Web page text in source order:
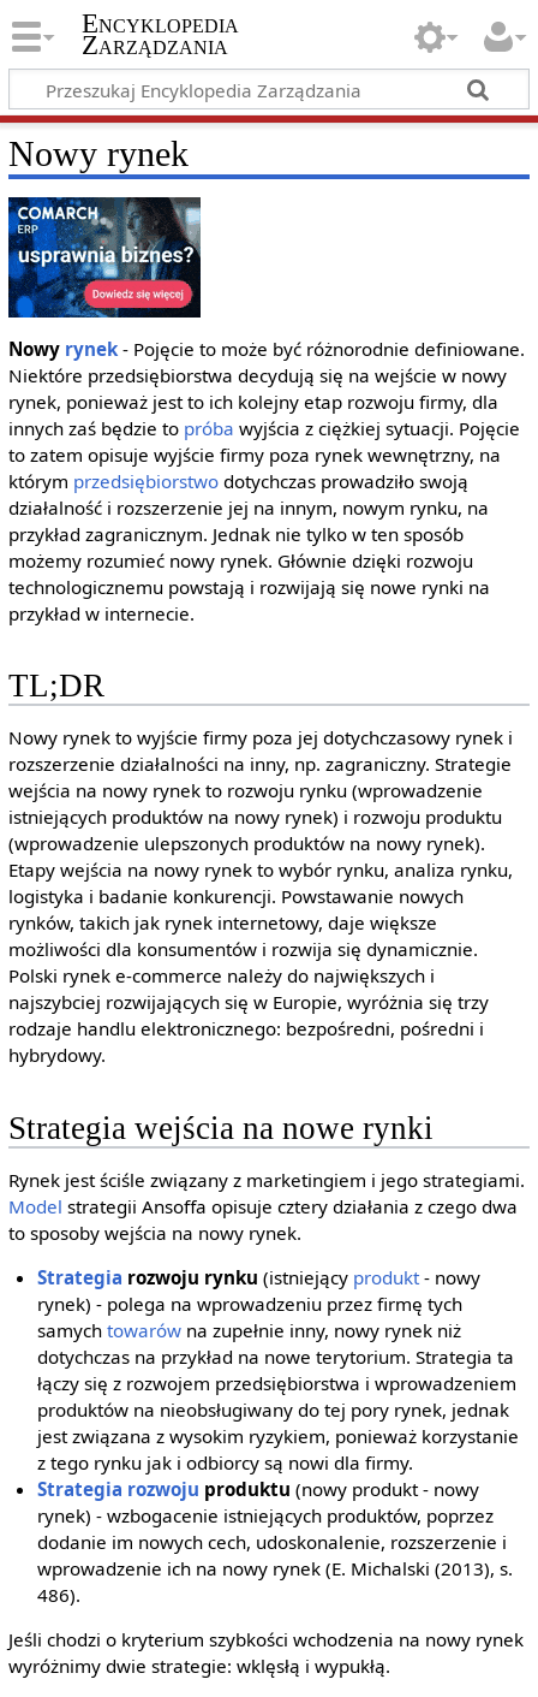
Encyklopedia
Zarządzania
Nowy rynek
Nowy rynek- Pojęcie to może być różnorodnie definiowane.
Niektóre przedsiębiorstwa decydują się na wejście w nowy
rynek, ponieważ jest to ich kolejny etap rozwoju firmy, dla
innych zaś będzie to próba wyjścia z ciężkiej sytuacji. Pojęcie
to zatem opisuje wyjście firmy poza rynek wewnętrzny, na
którym przedsiębiorstwodotychczas prowadziło swoją
działalność i rozszerzenie jej na innym, nowym rynku, na
przykład zagranicznym. Jednak nie tylko w ten sposób
możemy rozumieć nowy rynek. Głównie dzięki rozwoju
technologicznemu powstają i rozwijają się nowe rynki na
przykład w internecie.
TL;DR
Nowy rynek to wyjście firmy poza jej dotychczasowy rynek i
rozszerzenie działalności na inny, np. zagraniczny. Strategie
wejścia na nowy rynek to rozwoju rynku (wprowadzenie
istniejących produktów na nowy rynek) i rozwoju produktu
(wprowadzenie ulepszonych produktów na nowy rynek).
Etapy wejścia na nowy rynek to wybór rynku, analiza rynku,
logistyka i badanie konkurencji. Powstawanie nowych
rynków, takich jak rynek internetowy, daje większe
możliwości dla konsumentów i rozwija się dynamicznie.
Polski rynek e-commerce należy do największych i
najszybciej rozwijających się w Europie, wyróżnia się trzy
rodzaje handlu elektronicznego: bezpośredni, pośredni i
hybrydowy.
Strategia wejścia na nowe rynki
Rynek jest ściśle związany z marketingiem i jego strategiami.
Model strategii Ansoffa opisuje cztery działania z czego dwa
to sposoby wejścia na nowy rynek.
Strategia rozwoju rynku (istniejący produkt - nowy
rynek) - polega na wprowadzeniu przez firmę tych
samychtowarów na zupełnie inny, nowy rynek niż
dotychczas na przykład na nowe terytorium. Strategia ta
łączy się z rozwojem przedsiębiorstwa i wprowadzeniem
produktów na nieobsługiwany do tej pory rynek, jednak
jest związana z wysokim ryzykiem, ponieważ korzystanie
z tego rynku jak i odbiorcy są nowi dla firmy.
Strategia rozwoju produktu (nowy produkt - nowy
rynek) - wzbogacenie istniejących produktów, poprzez
dodanie im nowych cech, udoskonalenie, rozszerzenie i
wprowadzenie ich na nowy rynek (E. Michalski (2013), s.
486).
Jeśli chodzi o kryterium szybkości wchodzenia na nowy rynek
wyróżnimy dwie strategie: wklęsłą i wypukłą.